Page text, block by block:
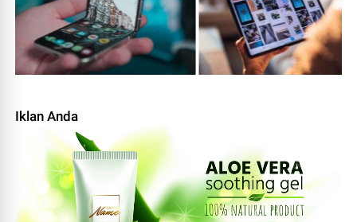
Iklan Anda